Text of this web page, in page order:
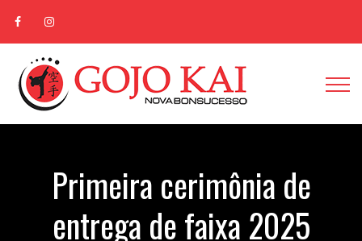
Primeira cerimônia de
entrega de faixa 2025